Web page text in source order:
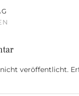
veröffentlicht.